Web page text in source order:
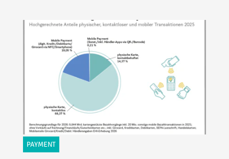
PAYMENT